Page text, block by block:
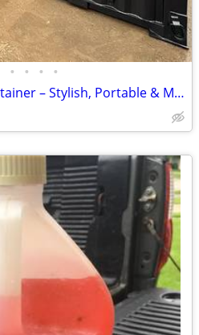
• • • •
Modern Black Office Container – Stylish, Portable & Move-In Ready